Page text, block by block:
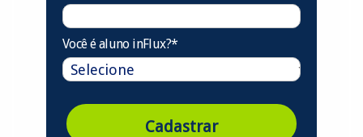
Você é aluno inFlux?*
Cadastrar